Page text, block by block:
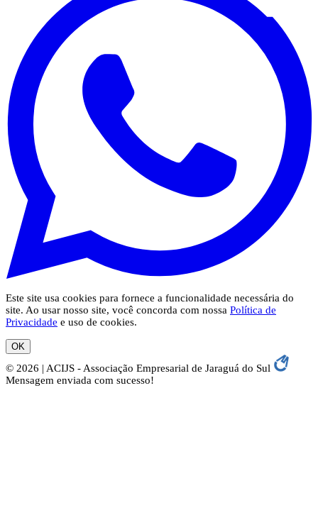
Este site usa cookies para fornece a funcionalidade necessária do
site. Ao usar nosso site, você concorda com nossa Política de
Privacidade e uso de cookies.
OK
© 2026 | ACIJS - Associação Empresarial de Jaraguá do Sul
Mensagem enviada com sucesso!